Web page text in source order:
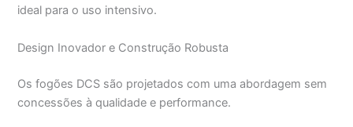
ideal para o uso intensivo.
Design Inovador e Construção Robusta
Os fogões DCS são projetados com uma abordagem sem
concessões à qualidade e performance.